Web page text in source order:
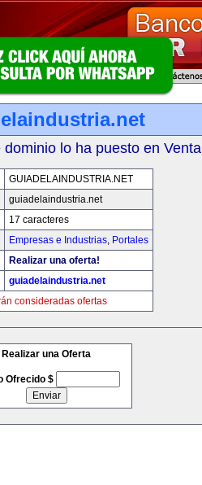
lo ha puesto en Venta
GUIADELAINDUSTRIA.NET
guiadelaindustria.net
17 caracteres
Empresas e Industrias, Portales
Realizar una oferta!
guiadelaindustria.net
consideradas ofertas
Realizar una Oferta
Ofrecido $